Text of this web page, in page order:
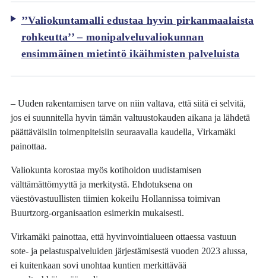
’’Valiokuntamalli edustaa hyvin pirkanmaalaista
rohkeutta’’ – monipalveluvaliokunnan
ensimmäinen mietintö ikäihmisten palveluista
– Uuden rakentamisen tarve on niin valtava, että siitä ei selvitä,
jos ei suunnitella hyvin tämän valtuustokauden aikana ja lähdetä
päättäväisiin toimenpiteisiin seuraavalla kaudella, Virkamäki
painottaa.
Valiokunta korostaa myös kotihoidon uudistamisen
välttämättömyyttä ja merkitystä. Ehdotuksena on
väestövastuullisten tiimien kokeilu Hollannissa toimivan
Buurtzorg-organisaation esimerkin mukaisesti.
Virkamäki painottaa, että hyvinvointialueen ottaessa vastuun
sote- ja pelastuspalveluiden järjestämisestä vuoden 2023 alussa,
ei kuitenkaan sovi unohtaa kuntien merkittävää